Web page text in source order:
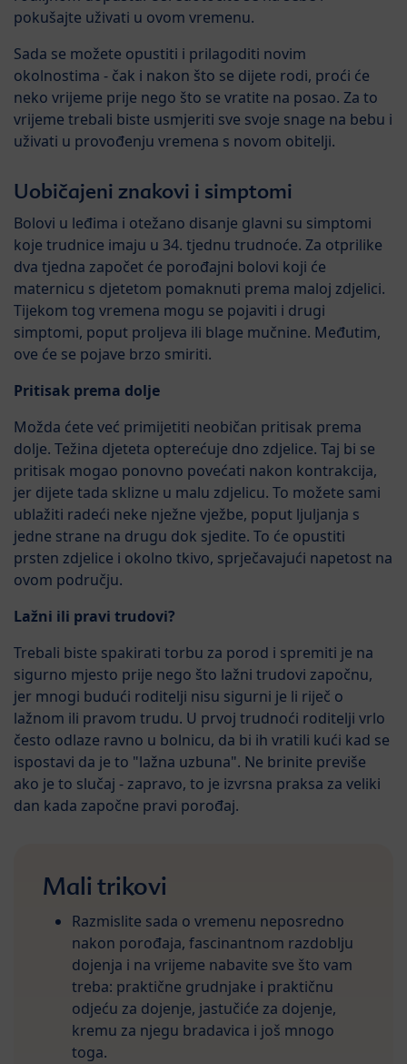
pokušajte uživati u ovom vremenu.
Sada se možete opustiti i prilagoditi novim
okolnostima - čak i nakon što se dijete rodi, proći će
neko vrijeme prije nego što se vratite na posao. Za to
vrijeme trebali biste usmjeriti sve svoje snage na bebu i
uživati u provođenju vremena s novom obitelji.
Uobičajeni znakovi i simptomi
Bolovi u leđima i otežano disanje glavni su simptomi
koje trudnice imaju u 34. tjednu trudnoće. Za otprilike
dva tjedna započet će porođajni bolovi koji će
maternicu s djetetom pomaknuti prema maloj zdjelici.
Tijekom tog vremena mogu se pojaviti i drugi
simptomi, poput proljeva ili blage mučnine. Međutim,
ove će se pojave brzo smiriti.
Pritisak prema dolje
Možda ćete već primijetiti neobičan pritisak prema
dolje. Težina djeteta opterećuje dno zdjelice. Taj bi se
pritisak mogao ponovno povećati nakon kontrakcija,
jer dijete tada sklizne u malu zdjelicu. To možete sami
ublažiti radeći neke nježne vježbe, poput ljuljanja s
jedne strane na drugu dok sjedite. To će opustiti
prsten zdjelice i okolno tkivo, sprječavajući napetost na
ovom području.
Lažni ili pravi trudovi?
Trebali biste spakirati torbu za porod i spremiti je na
sigurno mjesto prije nego što lažni trudovi započnu,
jer mnogi budući roditelji nisu sigurni je li riječ o
lažnom ili pravom trudu. U prvoj trudnoći roditelji vrlo
često odlaze ravno u bolnicu, da bi ih vratili kući kad se
ispostavi da je to "lažna uzbuna". Ne brinite previše
ako je to slučaj - zapravo, to je izvrsna praksa za veliki
dan kada započne pravi porođaj.
Mali trikovi
Razmislite sada o vremenu neposredno
nakon porođaja, fascinantnom razdoblju
dojenja i na vrijeme nabavite sve što vam
treba: praktične grudnjake i praktičnu
odjeću za dojenje, jastučiće za dojenje,
kremu za njegu bradavica i još mnogo
toga.